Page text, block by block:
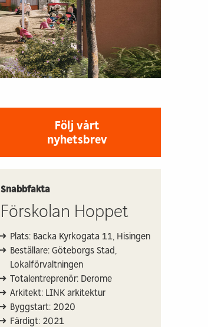
Hyra bostad & lokal
Kontakt & info
Följ vårt
nyhetsbrev
Snabbfakta
Förskolan Hoppet
Plats: Backa Kyrkogata 11, Hisingen
Beställare: Göteborgs Stad,
Lokalförvaltningen
Totalentreprenör: Derome
Arkitekt: LINK arkitektur
Byggstart: 2020
Färdigt: 2021